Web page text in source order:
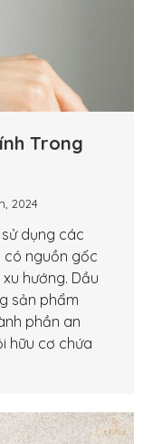
Trong
2024
dụng các
có nguồn gốc
hướng. Dầu
sản phẩm
phần an
hữu cơ chứa